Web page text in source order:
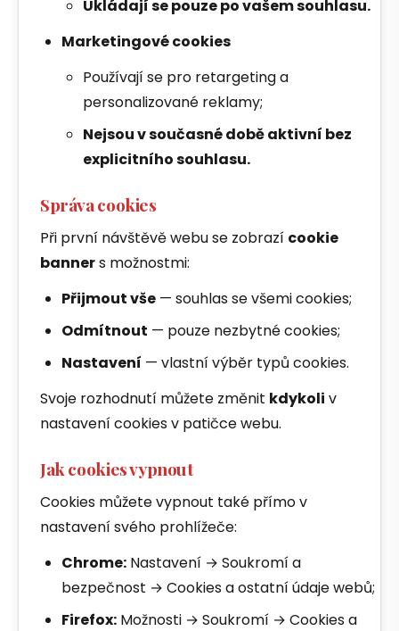
Ukládají se pouze po vašem souhlasu.
Marketingové cookies
Používají se pro retargeting a
personalizované reklamy;
Nejsou v současné době aktivní bez
explicitního souhlasu.
Správa cookies
Při první návštěvě webu se zobrazí cookie
banners možnostmi:
Přijmout vše — souhlas se všemi cookies;
Odmítnout — pouze nezbytné cookies;
Nastavení — vlastní výběr typů cookies.
Svoje rozhodnutí můžete změnit kdykoli v
nastavení cookies v patičce webu.
Jak cookies vypnout
Cookies můžete vypnout také přímo v
nastavení svého prohlížeče:
Chrome: Nastavení → Soukromí a
bezpečnost → Cookies a ostatní údaje webů;
Firefox: Možnosti → Soukromí → Cookies a